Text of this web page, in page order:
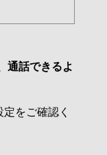
通話できるよ
をご確認く